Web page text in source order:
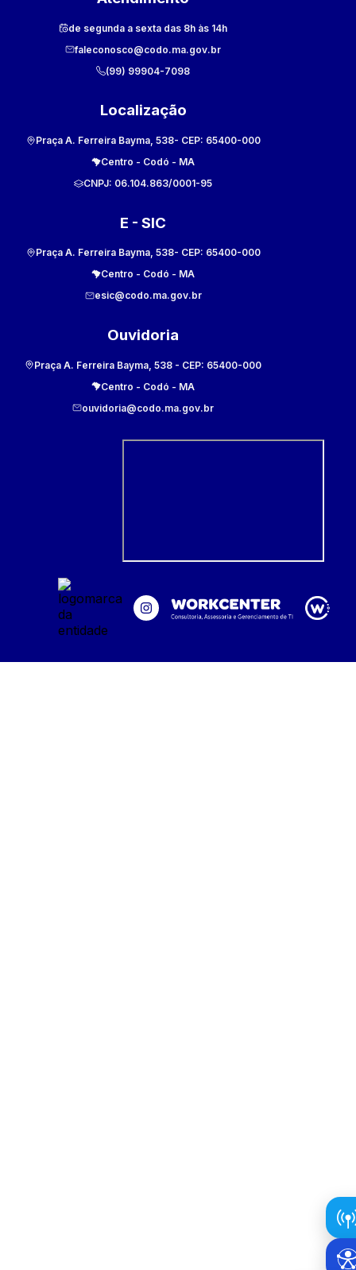
de segunda a sexta das 8h às 14h
faleconosco@codo.ma.gov.br
(99) 99904-7098
Localização
Praça A. Ferreira Bayma, 538- CEP: 65400-000
Centro - Codó - MA
CNPJ: 06.104.863/0001-95
E - SIC
Praça A. Ferreira Bayma, 538- CEP: 65400-000
Centro - Codó - MA
esic@codo.ma.gov.br
Ouvidoria
Praça A. Ferreira Bayma, 538 - CEP: 65400-000
Centro - Codó - MA
ouvidoria@codo.ma.gov.br